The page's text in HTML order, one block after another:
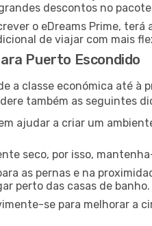
descontos no
o eDreams Prime,
de viajar com mais
Puerto Escondido
a classe económica até
também as seguintes
ajudar a criar um
seco, por isso,
as pernas e na
perto das casas de banho.
se para melhorar a